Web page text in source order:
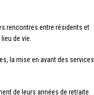
rencontres entre résidents et
de vie.
la mise en avant des services
de leurs années de retraite.